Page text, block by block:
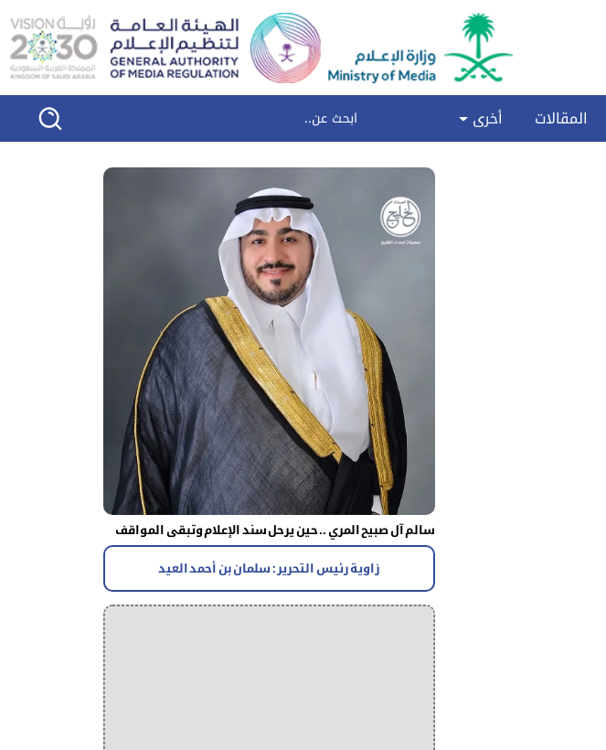
المقالات أخرى
سالم آل صبيح المري .. حين يرحل سند الإعلام وتبقى المواقف
زاوية رئيس التحرير : سلمان بن أحمد العيد